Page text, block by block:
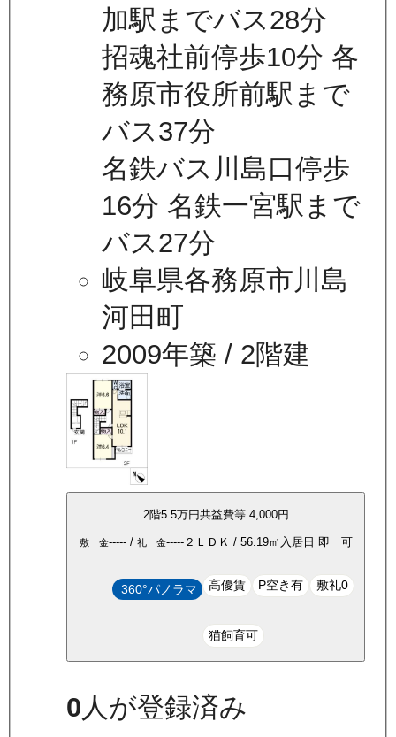
加駅までバス28分
招魂社前停歩10分 各
務原市役所前駅まで
バス37分
名鉄バス川島口停歩
16分 名鉄一宮駅まで
バス27分
岐阜県各務原市川島
河田町
2009年築 / 2階建
2階5.5万円共益費等 4,000円
敷 金-----/ 礼 金-----２ＬＤＫ / 56.19㎡ 入居日 即 可
360°パノラマ 高優賃 P空き有 敷礼0
猫飼育可
0 人が登録済み